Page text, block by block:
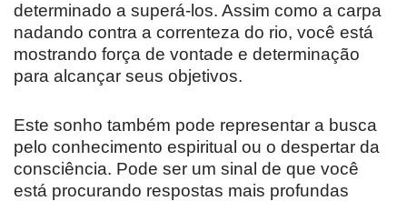
determinado a superá-los. Assim como a carpa
nadando contra a correnteza do rio, você está
mostrando força de vontade e determinação
para alcançar seus objetivos.
Este sonho também pode representar a busca
pelo conhecimento espiritual ou o despertar da
consciência. Pode ser um sinal de que você
está procurando respostas mais profundas